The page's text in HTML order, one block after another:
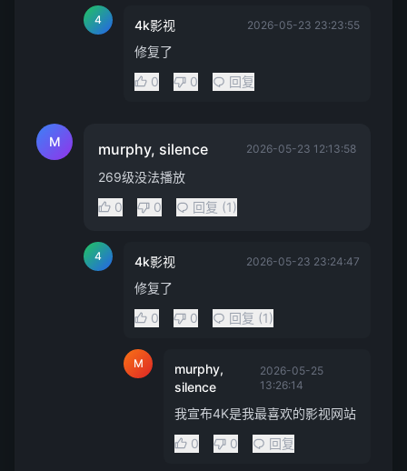
4 4k影视 2026-05-23 23:23:55
修复了
0
0 回复
M murphy, silence 2026-05-23 12:13:58
269级没法播放
0
0 回复 (1)
4 4k影视 2026-05-23 23:24:47
修复了
0
0 回复 (1)
M
murphy,
silence
2026-05-25
13:26:14
我宣布4K是我最喜欢的影视网站
0
0 回复